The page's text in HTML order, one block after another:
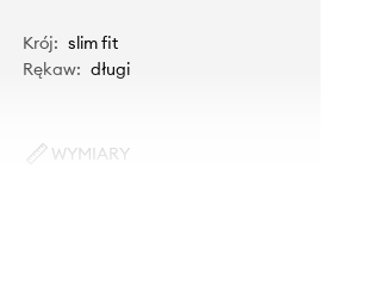
Krój: slim fit
Rękaw: długi
WYMIARY